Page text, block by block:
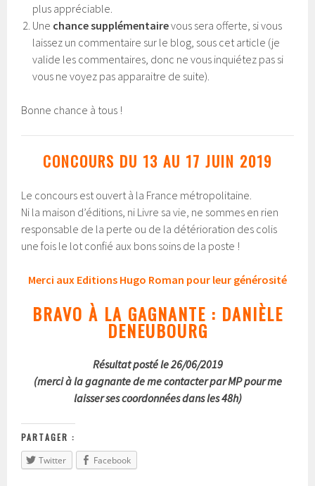
plus appréciable.
Une chance supplémentairevous sera offerte, si vous
laissez un commentaire sur le blog, sous cet article (je
valide les commentaires, donc ne vous inquiétez pas si
vous ne voyez pas apparaitre de suite).
Bonne chance à tous !
CONCOURS DU 13 AU 17 JUIN 2019
Le concours est ouvert à la France métropolitaine.
Ni la maison d’éditions, ni Livre sa vie, ne sommes en rien
responsable de la perte ou de la détérioration des colis
une fois le lot confié aux bons soins de la poste !
Merci aux Editions Hugo Roman pour leur générosité
BRAVO À LA GAGNANTE : DANIÈLE
DENEUBOURG
Résultat posté le 26/06/2019
(merci à la gagnante de me contacter par MP pour me
laisser ses coordonnées dans les 48h)
PARTAGER :
Twitter
Facebook